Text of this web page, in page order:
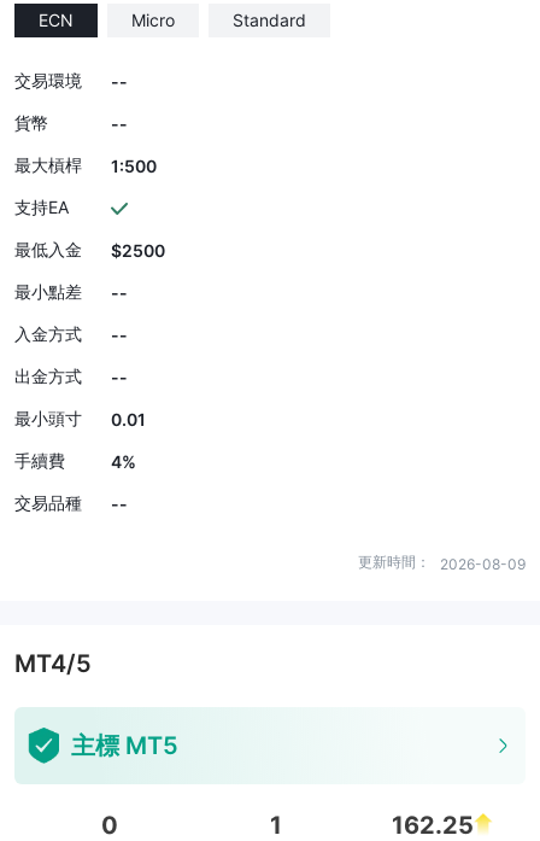
ECN Micro Standard
交易環境
--
貨幣
--
最大槓桿
1:500
支持EA
最低入金
$2500
最小點差
--
入金方式
--
出金方式
--
最小頭寸
0.01
手續費
4%
交易品種
--
更新時間： 2026-08-09
MT4/5
主標 MT5
0 1 162.25